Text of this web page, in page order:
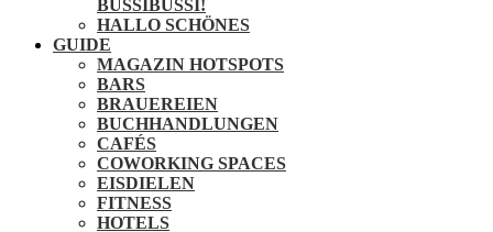
BUSSIBUSSI!
HALLO SCHÖNES
GUIDE
MAGAZIN HOTSPOTS
BARS
BRAUEREIEN
BUCHHANDLUNGEN
CAFÉS
COWORKING SPACES
EISDIELEN
FITNESS
HOTELS